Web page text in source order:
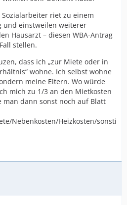
Sozialarbeiter riet zu einem
und einstweilen weiterer
Hausarzt – diesen WBA-Antrag
stellen.
dass ich „zur Miete oder in
wohne. Ich selbst wohne
meine Eltern. Wo würde
mich zu 1/3 an den Mietkosten
man dann sonst noch auf Blatt
Nebenkosten/Heizkosten/sonsti